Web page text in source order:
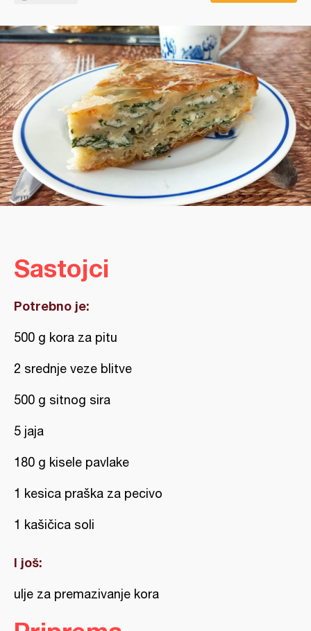
Sastojci
Potrebno je:
500 g kora za pitu
2 srednje veze blitve
500 g sitnog sira
5 jaja
180 g kisele pavlake
1 kesica praška za pecivo
1 kašičica soli
I još:
ulje za premazivanje kora